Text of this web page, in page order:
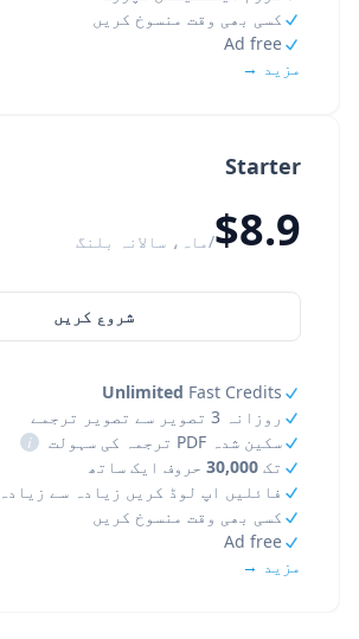
Starter
$8.9/ماہ، سالانہ بلنگ
شروع کریں
Unlimited Fast Credits
روزانہ 3 تصویر سے تصویر ترجمے
سکین شدہ PDF ترجمہ کی سہولت
i
تک 30,000 حروف ایک ساتھ
فائلیں اپ لوڈ کریں زیادہ سے زیادہ
کسی بھی وقت منسوخ کریں
Ad free
مزید →
کسی بھی وقت منسوخ کریں
Ad free
مزید →